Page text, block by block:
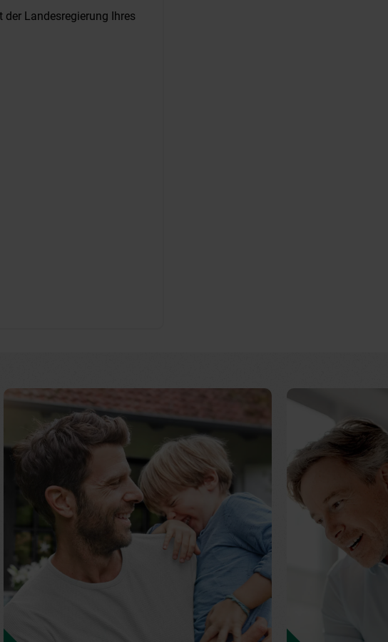
Landesregierung Ihres